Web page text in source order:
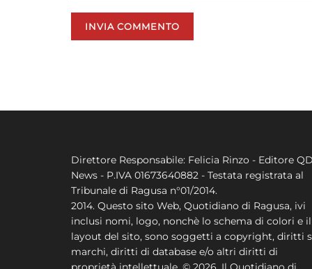
Direttore Responsabile: Felicia Rinzo - Editore
News - P.IVA 01673640882 - Testata registrata al
Tribunale di Ragusa n°01/2014.
2014. Questo sito Web, Quotidiano di Ragusa, ivi
inclusi nomi, logo, nonchè lo schema di colori e il
layout del sito, sono soggetti a copyright, diritti
marchi, diritti di database e/o altri diritti di